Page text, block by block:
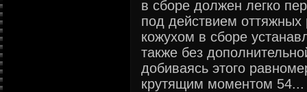
в сборе должен легко
под действием
кожухом в сборе
также без
добиваясь этого
крутящим моментом